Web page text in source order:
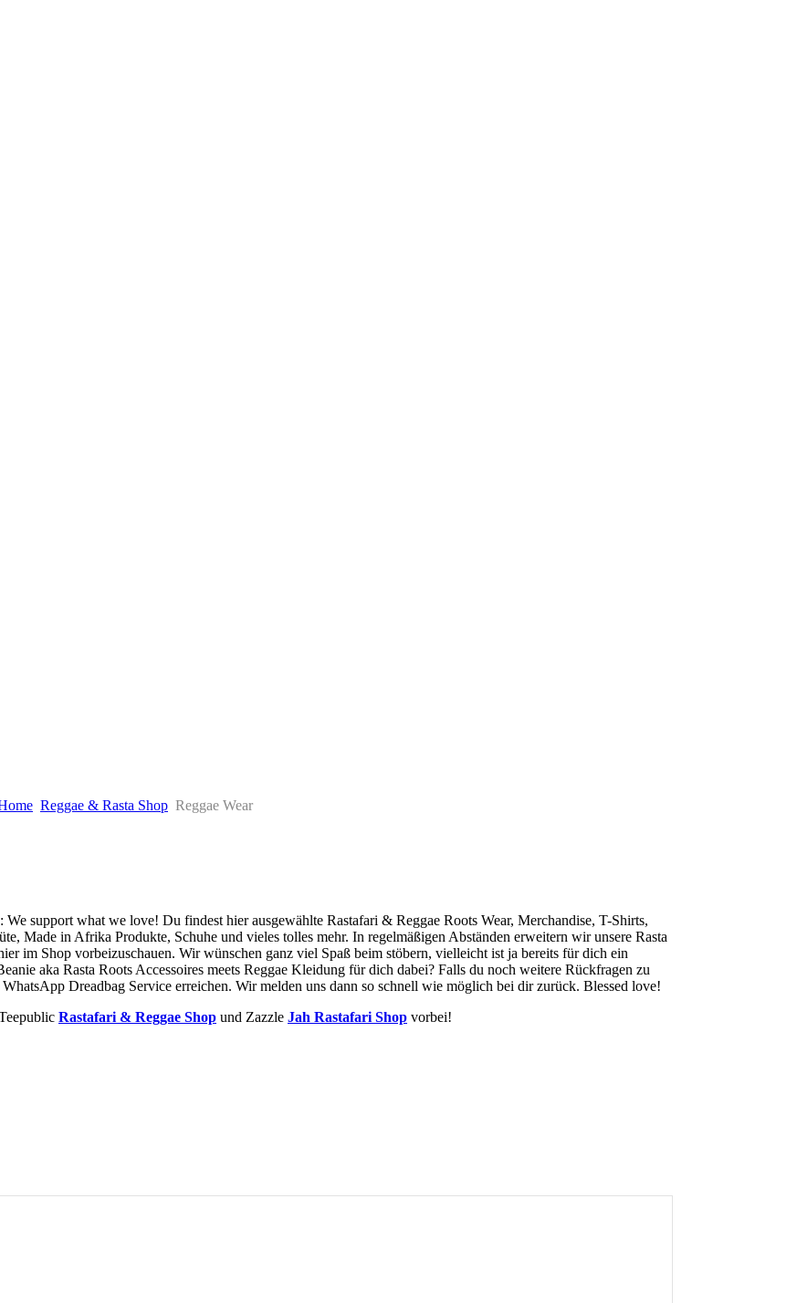
Reggae & Rasta Shop Reggae Wear
support what we love! Du findest hier ausgewählte Rastafari & Reggae Roots Wear, Merchandise, T-Shirts,
Made in Afrika Produkte, Schuhe und vieles tolles mehr. In regelmäßigen Abständen erweitern wir unsere Rasta
im Shop vorbeizuschauen. Wir wünschen ganz viel Spaß beim stöbern, vielleicht ist ja bereits für dich ein
aka Rasta Roots Accessoires meets Reggae Kleidung für dich dabei? Falls du noch weitere Rückfragen zu
Dreadbag Service erreichen. Wir melden uns dann so schnell wie möglich bei dir zurück. Blessed love!
Rastafari & Reggae Shop und Zazzle Jah Rastafari Shop vorbei!